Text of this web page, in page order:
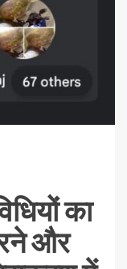
का
और